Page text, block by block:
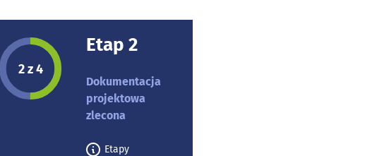
Etap projektu:
2 z 4
Etap 2
Dokumentacja
projektowa
zlecona
Etapy